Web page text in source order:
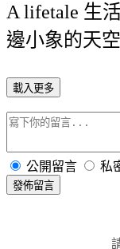
A lifetale 生
邊小象的天
載入更多
公開留言 私
發佈留言